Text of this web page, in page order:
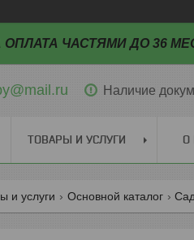
ОПЛАТА ЧАСТЯМИ ДО 36
Наличие
ТОВАРЫ И УСЛУГИ О
и услуги Основной каталог